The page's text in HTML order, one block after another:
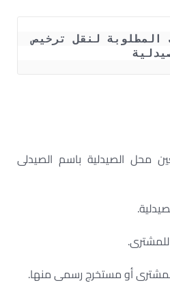
الاوراق المستندات المطلوبة لنقل ترخيص
محل الصيدلية باسم الصيدلى
أو مستخرج رسمى منها.